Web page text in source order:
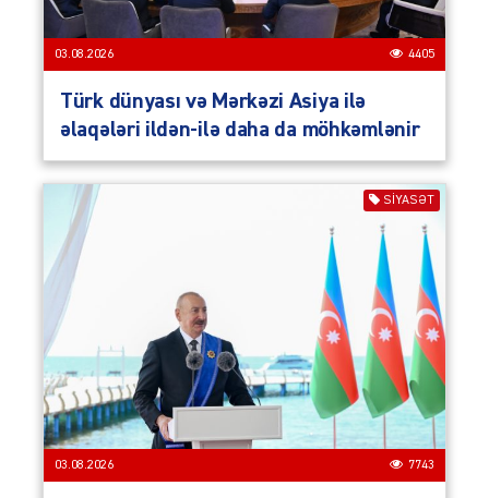
03.08.2026 4405
Türk dünyası və Mərkəzi Asiya ilə
əlaqələri ildən-ilə daha da möhkəmlənir
SIYASƏT
03.08.2026 7743